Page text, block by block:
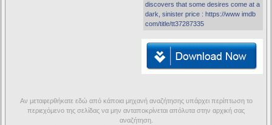
discovers that some desires come at a
dark, sinister price : https://www imdb
com/title/tt37287335
Αν μεταφερθήκατε εδώ από κάποια μηχανή αναζήτησης υπάρχει περίπτωση το
περιεχόμενο της σελίδας να μην ανταποκρίνεται απόλυτα στην αρχική σας
αναζήτηση.